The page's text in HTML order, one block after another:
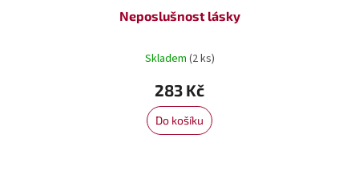
Neposlušnost lásky
Skladem (2 ks)
283 Kč
Do košíku